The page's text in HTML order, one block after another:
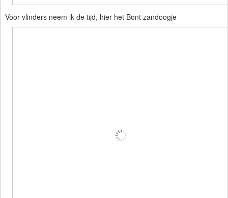
Voor vlinders neem ik de tijd, hier het Bont zandoogje